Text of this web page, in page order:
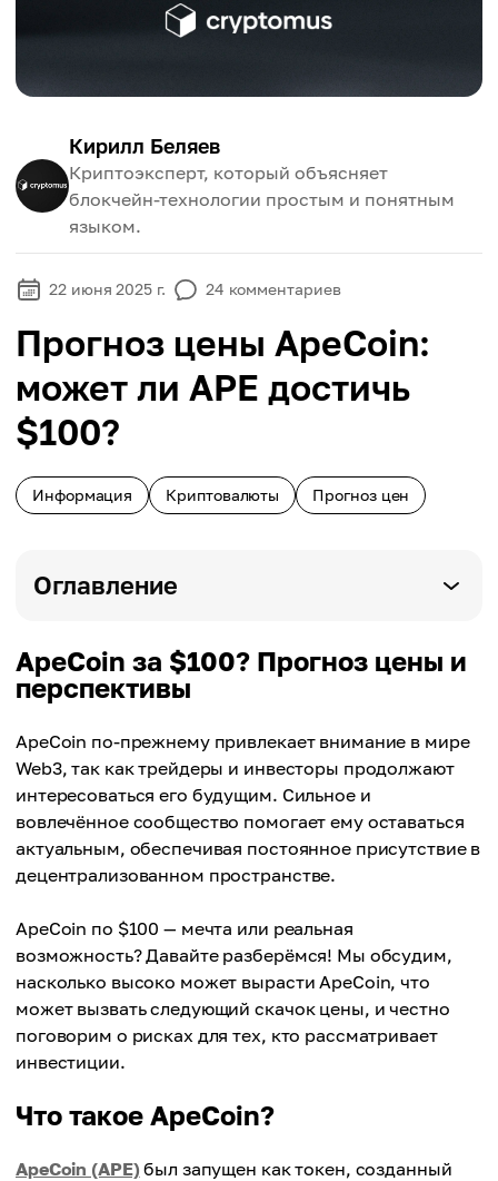
Кирилл Беляев
Криптоэксперт, который объясняет
блокчейн-технологии простым и понятным
языком.
22 июня 2025 г. 24 комментариев
Прогноз цены ApeCoin:
может ли APE достичь
$100?
Информация Криптовалюты Прогноз цен
Оглавление
ApeCoin за $100? Прогноз цены и
перспективы
ApeCoin по-прежнему привлекает внимание в мире
Web3, так как трейдеры и инвесторы продолжают
интересоваться его будущим. Сильное и
вовлечённое сообщество помогает ему оставаться
актуальным, обеспечивая постоянное присутствие в
децентрализованном пространстве.
ApeCoin по $100 — мечта или реальная
возможность? Давайте разберёмся! Мы обсудим,
насколько высоко может вырасти ApeCoin, что
может вызвать следующий скачок цены, и честно
поговорим о рисках для тех, кто рассматривает
инвестиции.
Что такое ApeCoin?
ApeCoin (APE) был запущен как токен, созданный